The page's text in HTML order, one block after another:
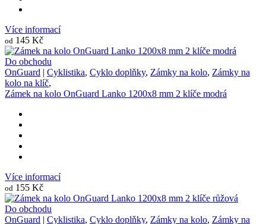
Více informací
od 145 Kč
Do obchodu
OnGuard | Cyklistika, Cyklo doplňky, Zámky na kolo, Zámky na
kolo na klíč,
Zámek na kolo OnGuard Lanko 1200x8 mm 2 klíče modrá
Více informací
od 155 Kč
Do obchodu
OnGuard | Cyklistika, Cyklo doplňky, Zámky na kolo, Zámky na